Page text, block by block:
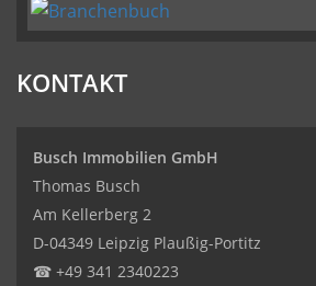
KONTAKT
Busch Immobilien GmbH
Thomas Busch
Am Kellerberg 2
D-04349 Leipzig Plaußig-Portitz
☎ +49 341 2340223